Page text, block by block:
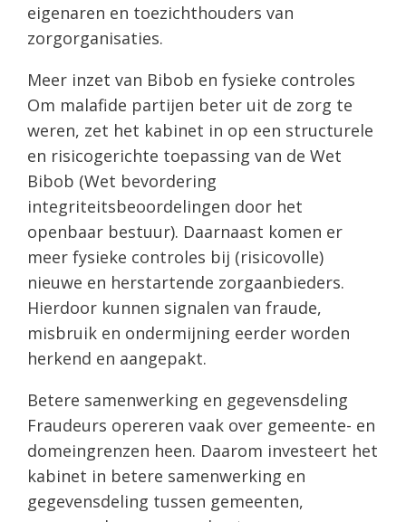
eigenaren en toezichthouders van
zorgorganisaties.
Meer inzet van Bibob en fysieke controles
Om malafide partijen beter uit de zorg te
weren, zet het kabinet in op een structurele
en risicogerichte toepassing van de Wet
Bibob (Wet bevordering
integriteitsbeoordelingen door het
openbaar bestuur). Daarnaast komen er
meer fysieke controles bij (risicovolle)
nieuwe en herstartende zorgaanbieders.
Hierdoor kunnen signalen van fraude,
misbruik en ondermijning eerder worden
herkend en aangepakt.
Betere samenwerking en gegevensdeling
Fraudeurs opereren vaak over gemeente- en
domeingrenzen heen. Daarom investeert het
kabinet in betere samenwerking en
gegevensdeling tussen gemeenten,